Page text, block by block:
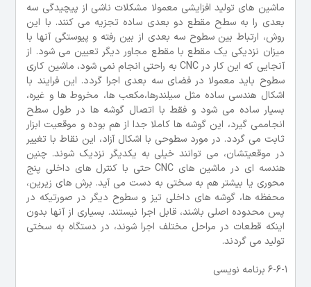
ماشین های تولید افزایشی معمولا مشکلات ناشی از پیچیدگی سه
بعدی را به سطح مقطع دو بعدی ساده تجزیه می کنند. با این
روش، ارتباط بین سطوح سه بعدی از بین رفته و پیوستگی آنها با
میزان نزدیکی یک مقطع با مقطع مجاور دیگر تعیین می شود. از
آنجایی که این کار در CNC به راحتی انجام نمی شود، ماشین کاری
سطوح باید معمولا در فضای سه بعدی اجرا گردد. این فرایند با
اشکال هندسی ساده مثل سیلندرها،مکعب ها، مخروط ها و غیره،
بسیار ساده می شود و فقط با اتصال گوشه ها در طول سطح
انجاممی گیرد، این گوشه ها کاملا جدا از هم بوده و موقعیت ابزار
ثابت می گردد. در مورد سطوحی با اشکال آزاد، این نقاط با تغییر
در موقعیتشان، می توانند خیلی به یکدیگر نزدیک شوند. چنین
هندسه ای در ماشین های CNC حتی با کنترل های داخلی پنج
محوری یا بیشتر هم به سختی به دست می آید. برش های زیرین،
محفظه ها، گوشه های داخلی تیز و سطوح دیگر در صورتیکه در
پس محدوده اصلی باشند، قابل اجرا نیستند. بسیاری از آنها بدون
اینکه قطعات در مراحل مختلف اجرا شوند، در دستگاه به سختی
تولید می گردند.
6-6-1 برنامه نویسی